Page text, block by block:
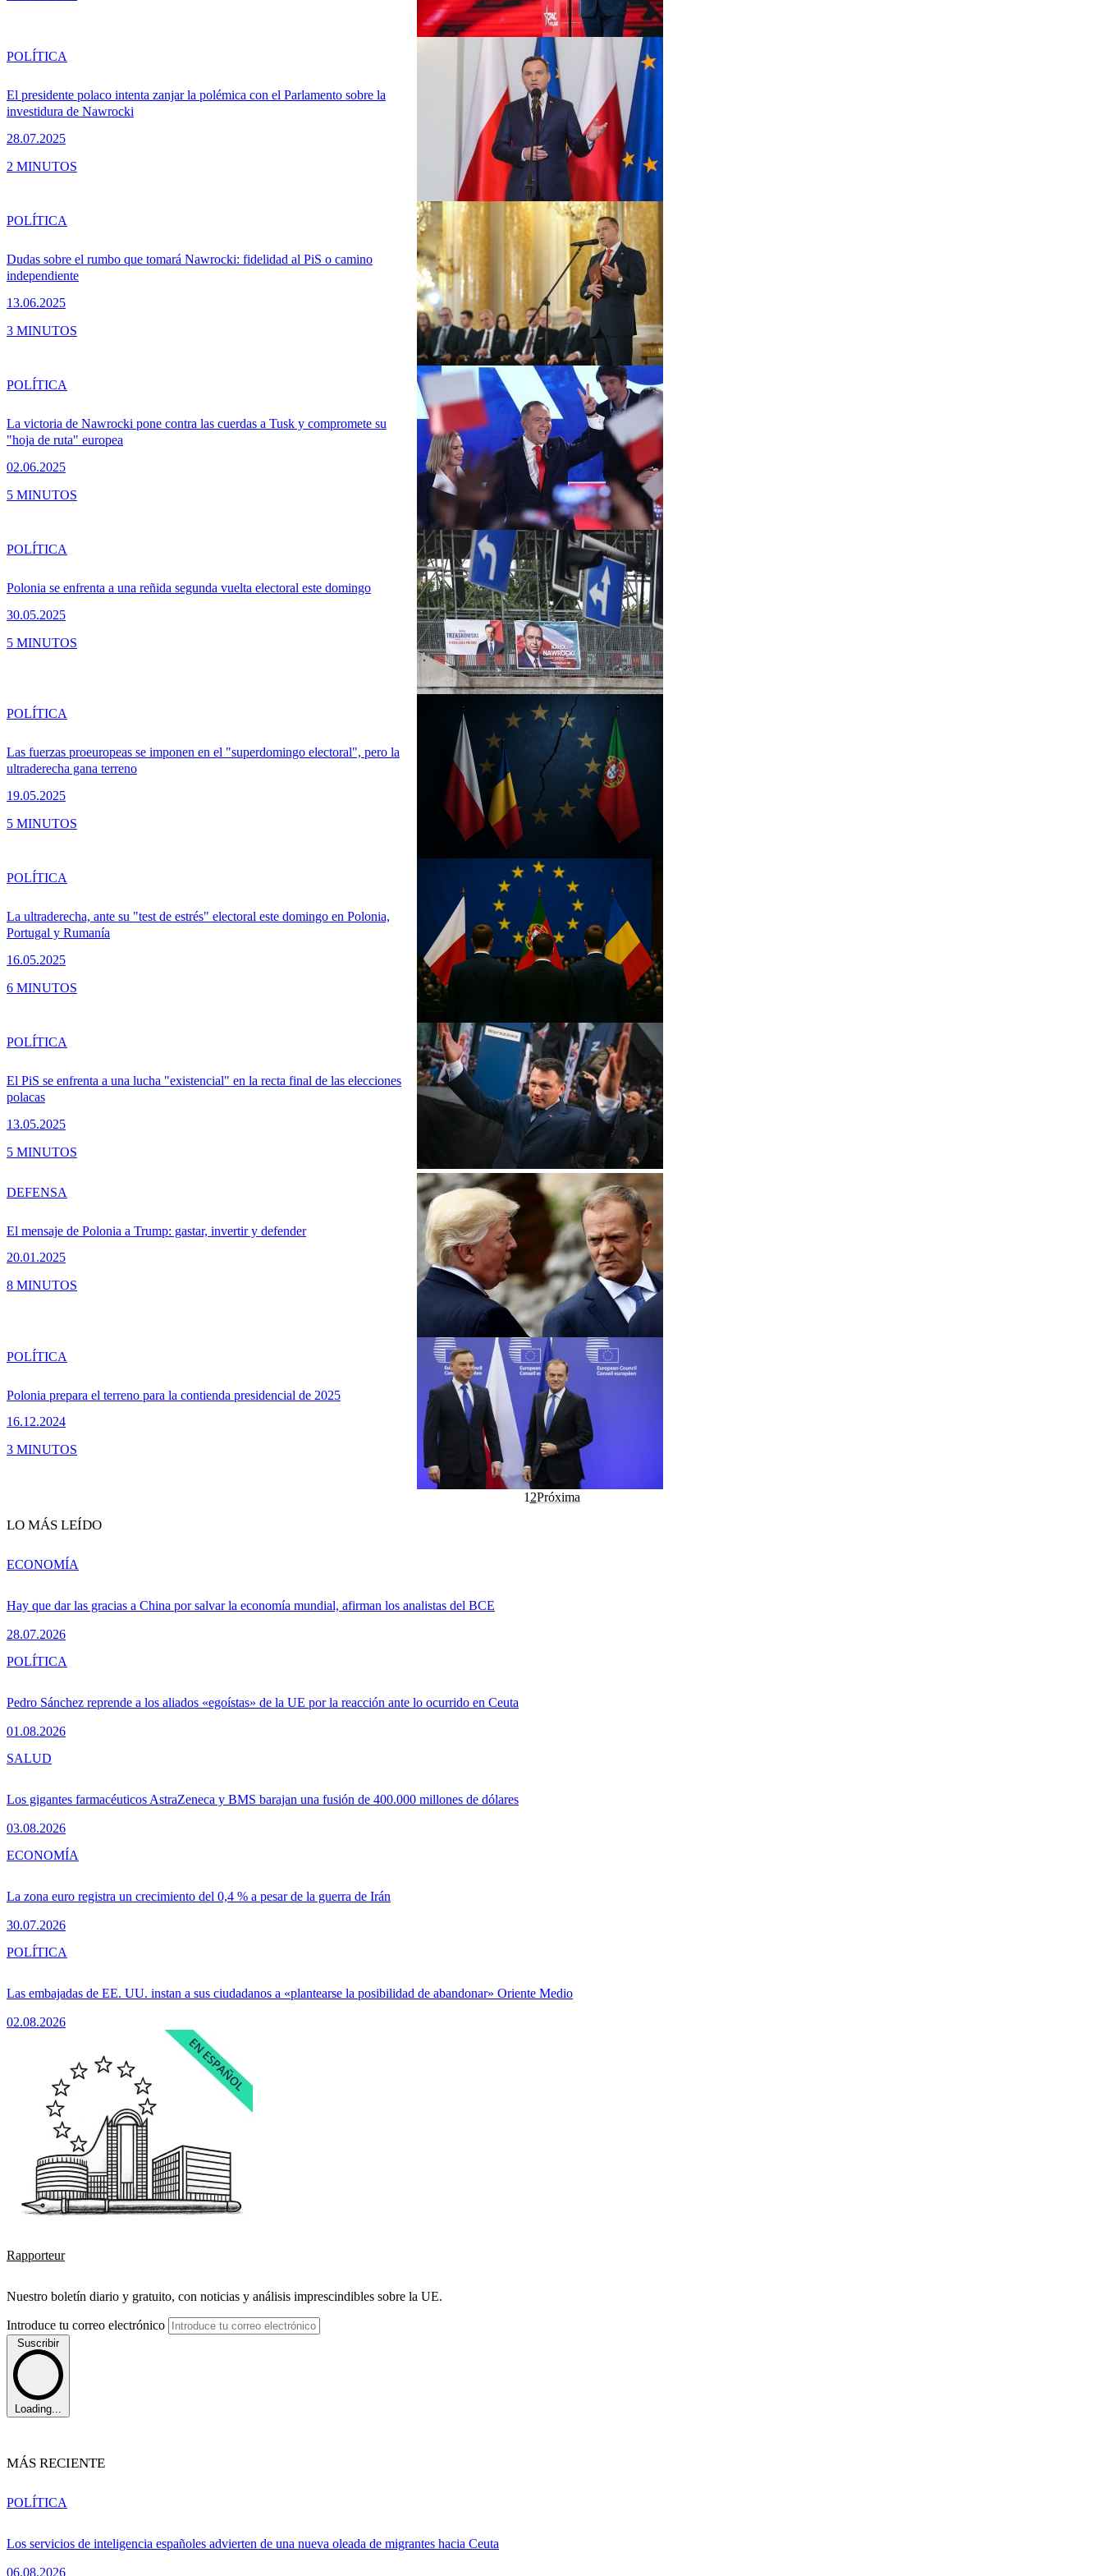
El presidente polaco intenta zanjar la polémica con el Parlamento sobre la
investidura de Nawrocki
28.07.2025
POLÍTICA
2 MINUTOS
Dudas sobre el rumbo que tomará Nawrocki: fidelidad al PiS o camino
independiente
13.06.2025
POLÍTICA
3 MINUTOS
La victoria de Nawrocki pone contra las cuerdas a Tusk y compromete su
"hoja de ruta" europea
02.06.2025
POLÍTICA
5 MINUTOS
Polonia se enfrenta a una reñida segunda vuelta electoral este domingo
30.05.2025
POLÍTICA
5 MINUTOS
Las fuerzas proeuropeas se imponen en el "superdomingo electoral", pero la
ultraderecha gana terreno
19.05.2025
POLÍTICA
5 MINUTOS
La ultraderecha, ante su "test de estrés" electoral este domingo en Polonia,
Portugal y Rumanía
16.05.2025
POLÍTICA
6 MINUTOS
El PiS se enfrenta a una lucha "existencial" en la recta final de las elecciones
polacas
13.05.2025
POLÍTICA
5 MINUTOS
El mensaje de Polonia a Trump: gastar, invertir y defender
20.01.2025
DEFENSA
8 MINUTOS
Polonia prepara el terreno para la contienda presidencial de 2025
16.12.2024
POLÍTICA
3 MINUTOS
1 2Próxima
LO MÁS LEÍDO
Hay que dar las gracias a China por salvar la economía mundial, afirman los analistas del BCE
28.07.2026
ECONOMÍA
Pedro Sánchez reprende a los aliados «egoístas» de la UE por la reacción ante lo ocurrido en Ceuta
01.08.2026
POLÍTICA
Los gigantes farmacéuticos AstraZeneca y BMS barajan una fusión de 400.000 millones de dólares
03.08.2026
SALUD
La zona euro registra un crecimiento del 0,4 % a pesar de la guerra de Irán
30.07.2026
ECONOMÍA
Las embajadas de EE. UU. instan a sus ciudadanos a «plantearse la posibilidad de abandonar» Oriente Medio
02.08.2026
POLÍTICA
Rapporteur
Nuestro boletín diario y gratuito, con noticias y análisis imprescindibles sobre la UE.
Introduce tu correo electrónico
Suscribir
Loading...
MÁS RECIENTE
Los servicios de inteligencia españoles advierten de una nueva oleada de migrantes hacia Ceuta
06.08.2026
POLÍTICA